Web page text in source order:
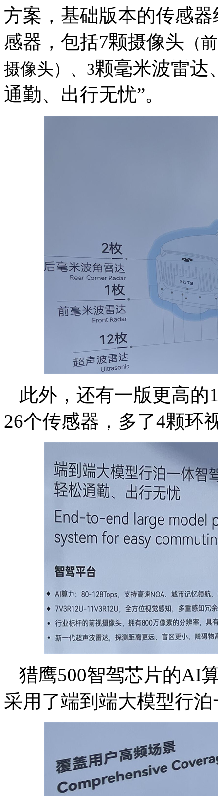
方案，基础版本的传感器
感器， 包括7颗摄像头 （
摄像头）、3颗毫米波雷达
通勤、出行无忧”。
此外，还有一版更高的
26个传感器，多了4颗环
猎鹰500智驾芯片的AI
采用了端到端大模型行泊